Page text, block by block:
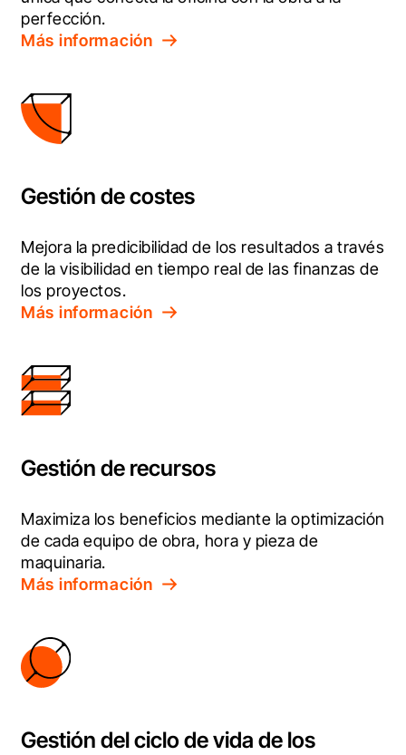
perfección.
Más información
Gestión de costes
Mejora la predicibilidad de los resultados a través
de la visibilidad en tiempo real de las finanzas de
los proyectos.
Más información
Gestión de recursos
Maximiza los beneficios mediante la optimización
de cada equipo de obra, hora y pieza de
maquinaria.
Más información
Gestión del ciclo de vida de los